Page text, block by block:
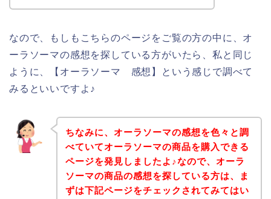
なので、もしもこちらのページをご覧の方の中に、オ
ーラソーマの感想を探している方がいたら、私と同じ
ように、【オーラソーマ 感想】という感じで調べて
みるといいですよ♪
ちなみに、オーラソーマの感想を色々と調
べていてオーラソーマの商品を購入できる
ページを発見しましたよ♪なので、オーラ
ソーマの商品の感想を探している方は、ま
ずは下記ページをチェックされてみてはい